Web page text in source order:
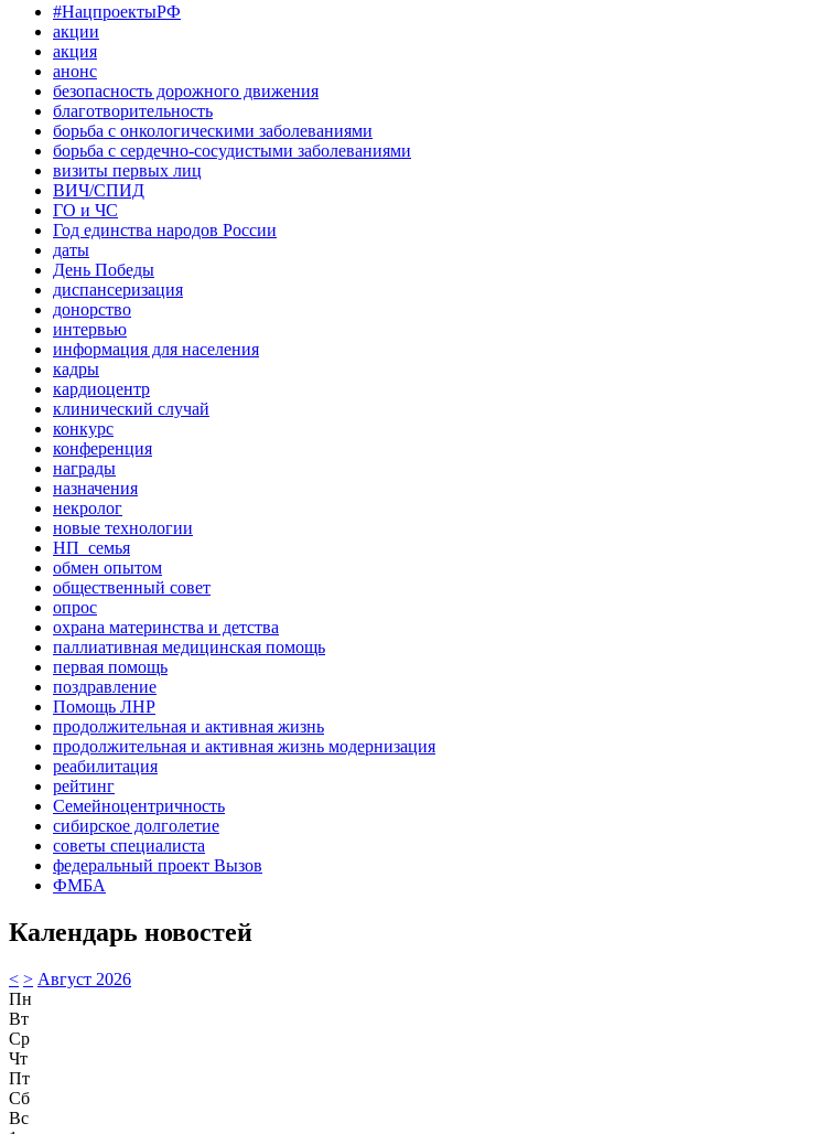
#НацпроектыРФ
акции
акция
анонс
безопасность дорожного движения
благотворительность
борьба с онкологическими заболеваниями
борьба с сердечно-сосудистыми заболеваниями
визиты первых лиц
ВИЧ/СПИД
ГО и ЧС
Год единства народов России
даты
День Победы
диспансеризация
донорство
интервью
информация для населения
кадры
кардиоцентр
клинический случай
конкурс
конференция
награды
назначения
некролог
новые технологии
НП_семья
обмен опытом
общественный совет
опрос
охрана материнства и детства
паллиативная медицинская помощь
первая помощь
поздравление
Помощь ЛНР
продолжительная и активная жизнь
продолжительная и активная жизнь модернизация
реабилитация
рейтинг
Семейноцентричность
сибирское долголетие
советы специалиста
федеральный проект Вызов
ФМБА
Календарь новостей
< > Август 2026
Пн
Вт
Ср
Чт
Пт
Сб
Вс